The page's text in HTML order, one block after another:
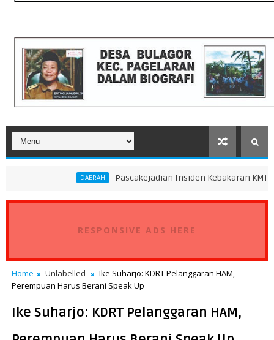
Pascakejadian Insiden Kebakaran KMP Mutiara
RESPONSIVE ADS HERE
Home Unlabelled
Ike Suharjo: KDRT Pelanggaran HAM,
Perempuan Harus Berani Speak Up
Ike Suharjo: KDRT Pelanggaran HAM,